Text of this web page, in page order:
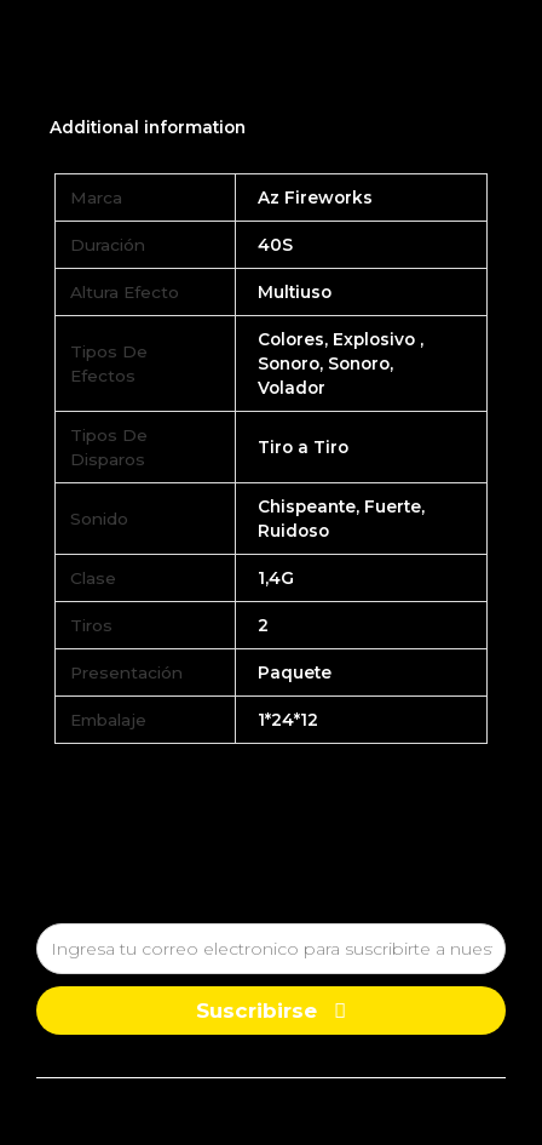
Additional information
Marca Az Fireworks
Duración 40S
Altura Efecto Multiuso
Tipos De
Efectos
Colores, Explosivo ,
Sonoro, Sonoro,
Volador
Tipos De
Disparos
Tiro a Tiro
Sonido
Chispeante, Fuerte,
Ruidoso
Clase 1,4G
Tiros 2
Presentación Paquete
Embalaje 1*24*12
Suscribirse